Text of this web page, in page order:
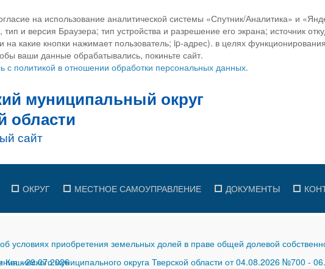
на использование аналитической системы «Спутник/Аналитика» и
и версия Браузера; тип устройства и разрешение его экрана; источник
какие кнопки нажимает пользователь; ip-адрес). в целях
ваши данные обрабатывались, покиньте сайт.
с политикой в отношении обработки персональных данных.
ОКРУГ МЕСТНОЕ САМОУПРАВЛЕНИЕ ДОКУМЕНТЫ
условиях приобретения земельных долей в праве общей долевой
-29.07.2026муниципального округа Тверской области от 04.08.2026 №700 -